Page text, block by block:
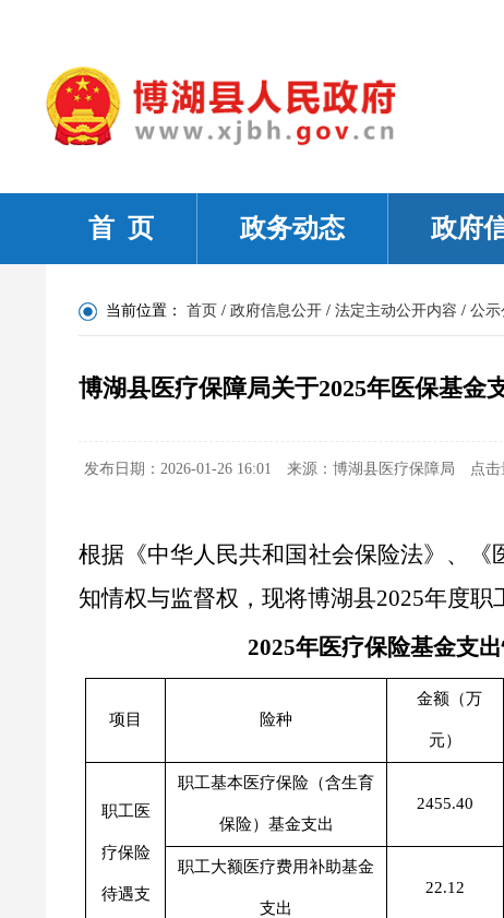
首 页 政务动态 政府
当前位置： 首页 / 政府信息公开 / 法定主动公开内容 / 公示
博湖县医疗保障局关于2025年医保基金
发布日期：2026-01-26 16:01 来源：博湖县医疗保障局 点击
根据《中华人民共和国社会保险法》、
知情权与监督权，现将博湖县2025年度职
2025年医疗保险基金支
项目 险种
金额（万
元）
职工医
疗保险
待遇支
职工基本医疗保险（含生育
保险）基金支出
2455.40
职工大额医疗费用补助基金
支出
22.12